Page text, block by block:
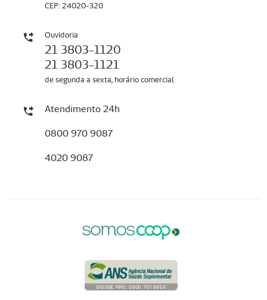
CEP: 24020-320
Ouvidoria
21 3803-1120
21 3803-1121
de segunda a sexta, horário comercial
Atendimento 24h
0800 970 9087
4020 9087